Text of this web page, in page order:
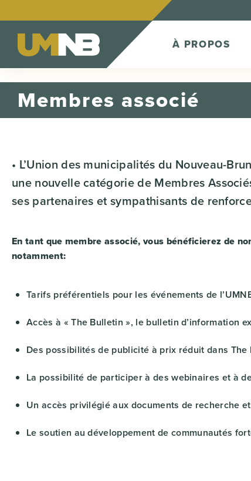
À PROPOS
Membres associé
• L’Union des municipalités du Nouveau-
une nouvelle catégorie de Membres
ses partenaires et sympathisants de
En tant que membre associé, vous bénéficierez de
notamment:
Tarifs préférentiels pour les événements de
Accès à « The Bulletin », le bulletin d’information
Des possibilités de publicité à prix réduit dans The
La possibilité de participer à des webinaires et à
Un accès privilégié aux documents de recherche
Le soutien au développement de communautés